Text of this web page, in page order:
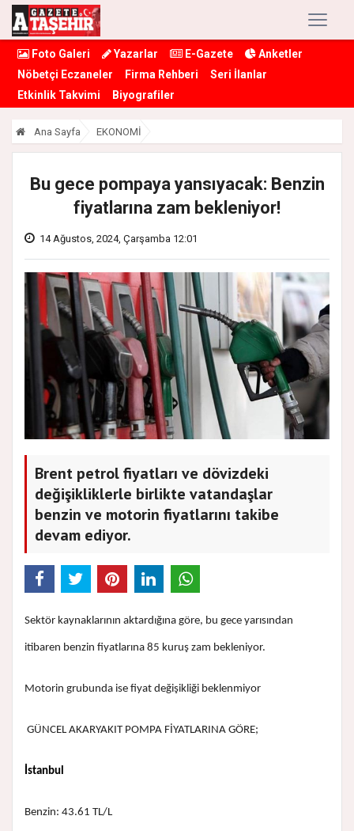
Foto Galeri Yazarlar E-Gazete
Anketler
Nöbetçi Eczaneler
Firma Rehberi
Seri İlanlar
Etkinlik Takvimi
Biyografiler
Ana Sayfa EKONOMİ
Bu gece pompaya yansıyacak: Benzin
fiyatlarına zam bekleniyor!
14 Ağustos, 2024, Çarşamba 12:01
Brent petrol fiyatları ve dövizdeki
değişikliklerle birlikte vatandaşlar
benzin ve motorin fiyatlarını takibe
devam ediyor.
Sektör kaynaklarının aktardığına göre, bu gece yarısından
itibaren benzin fiyatlarına 85 kuruş zam bekleniyor.
Motorin grubunda ise fiyat değişikliği beklenmiyor
GÜNCEL AKARYAKIT POMPA FİYATLARINA GÖRE;
İstanbul
Benzin: 43.61 TL/L